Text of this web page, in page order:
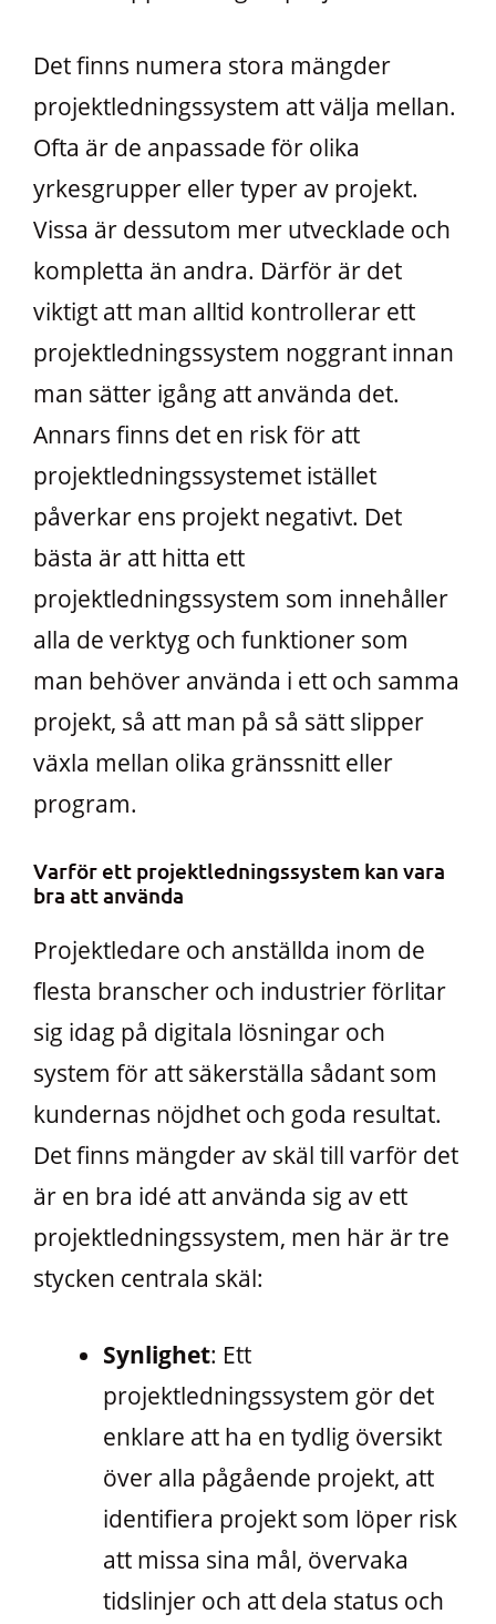
Det finns numera stora mängder
projektledningssystem att välja mellan.
Ofta är de anpassade för olika
yrkesgrupper eller typer av projekt.
Vissa är dessutom mer utvecklade och
kompletta än andra. Därför är det
viktigt att man alltid kontrollerar ett
projektledningssystem noggrant innan
man sätter igång att använda det.
Annars finns det en risk för att
projektledningssystemet istället
påverkar ens projekt negativt. Det
bästa är att hitta ett
projektledningssystem som innehåller
alla de verktyg och funktioner som
man behöver använda i ett och samma
projekt, så att man på så sätt slipper
växla mellan olika gränssnitt eller
program.
Varför ett projektledningssystem kan vara
bra att använda
Projektledare och anställda inom de
flesta branscher och industrier förlitar
sig idag på digitala lösningar och
system för att säkerställa sådant som
kundernas nöjdhet och goda resultat.
Det finns mängder av skäl till varför det
är en bra idé att använda sig av ett
projektledningssystem, men här är tre
stycken centrala skäl:
Synlighet: Ett
projektledningssystem gör det
enklare att ha en tydlig översikt
över alla pågående projekt, att
identifiera projekt som löper risk
att missa sina mål, övervaka
tidslinjer och att dela status och